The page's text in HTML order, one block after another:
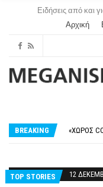
Ειδήσεις από και
Αρχική
BREAKING
ΠΕΡΊ
TOP STORIES
12